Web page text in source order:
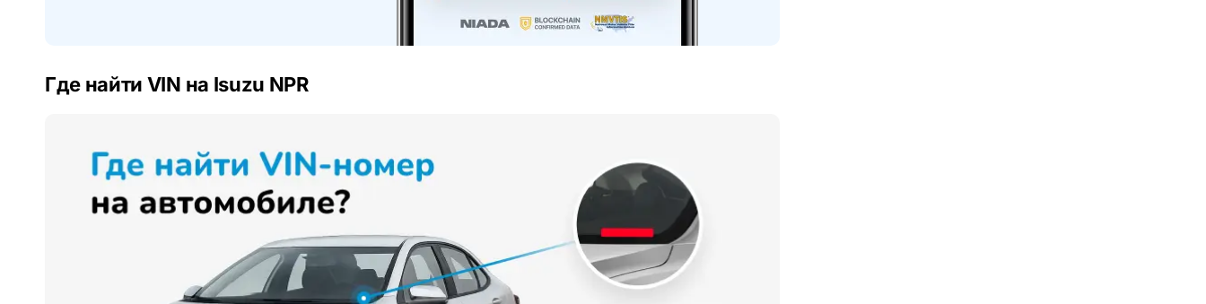
Где найти VIN на Isuzu NPR